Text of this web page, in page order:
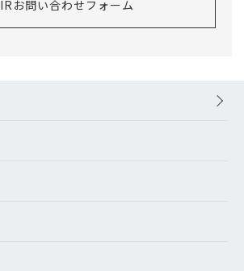
IRお問い合わせフォーム